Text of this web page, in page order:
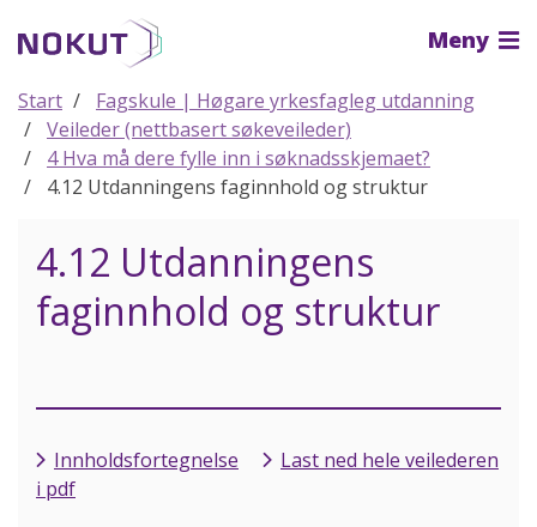
hovedinnhold
Meny
Start
Fagskule | Høgare yrkesfagleg utdanning
Veileder (nettbasert søkeveileder)
4 Hva må dere fylle inn i søknadsskjemaet?
4.12 Utdanningens faginnhold og struktur
4.12 Utdanningens
faginnhold og struktur
Innholdsfortegnelse
Last ned hele veilederen
i pdf